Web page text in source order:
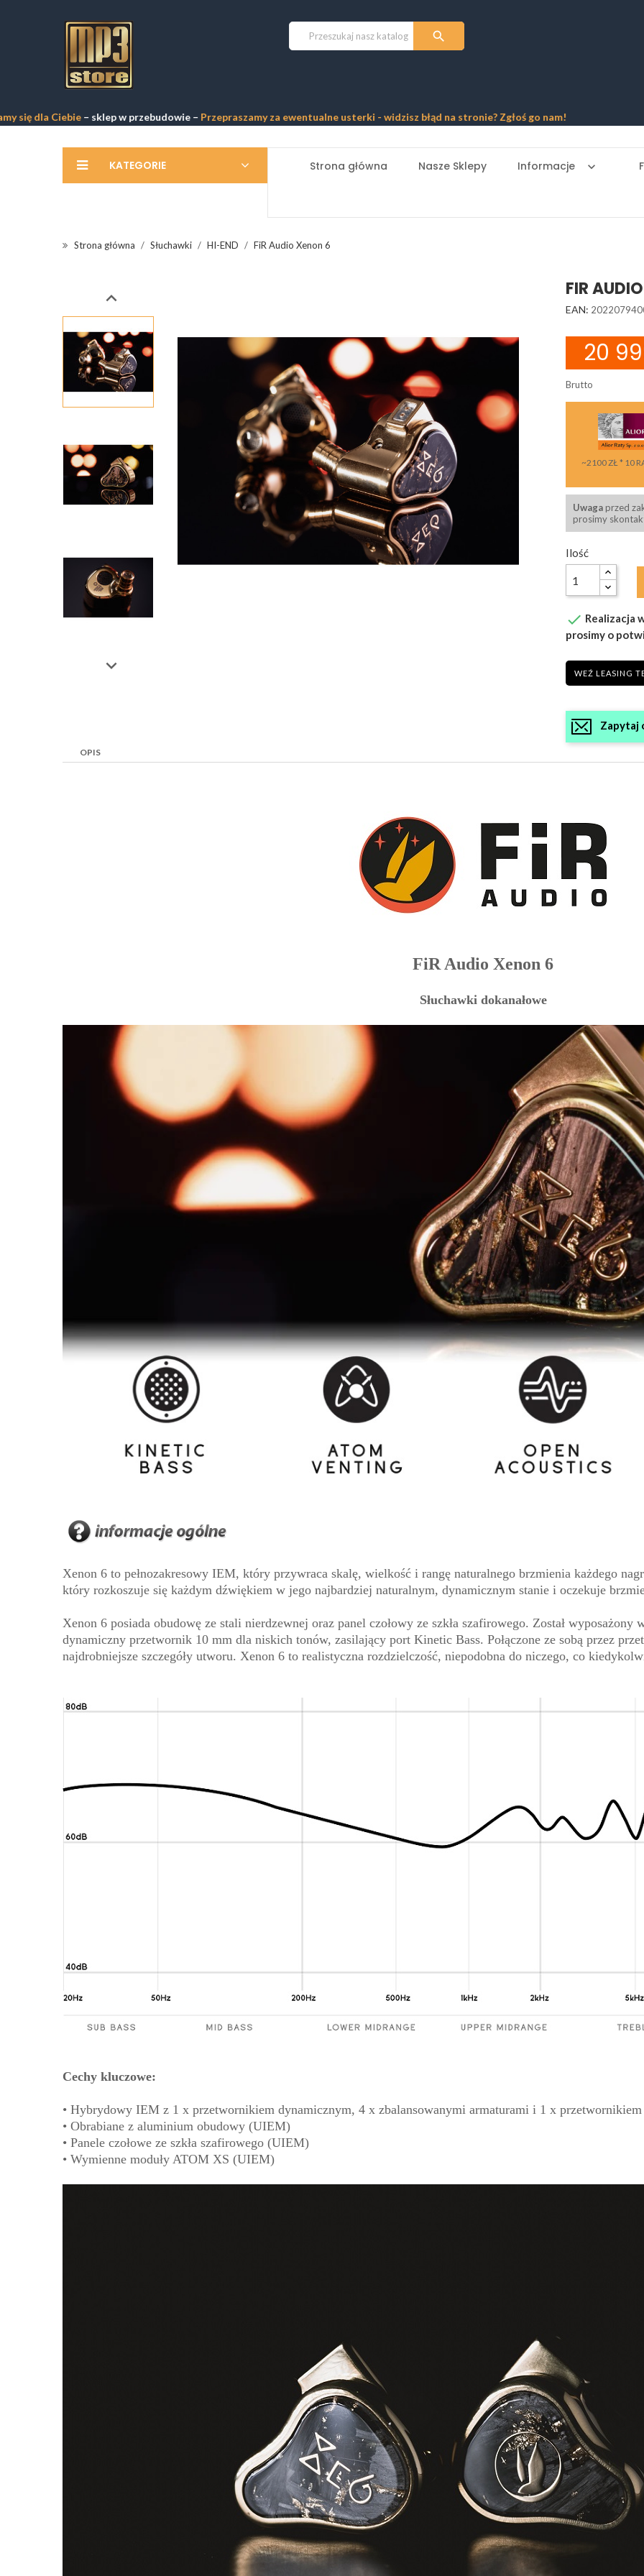

Ciebie– sklep w przebudowie –Przepraszamy za ewentualne usterki - widzisz błąd na stronie? Zgłoś go nam!
KATEGORIE Strona główna Nasze Sklepy Informacje keyboard_arrow_down
Strona główna Słuchawki HI-END FiR Audio Xenon 6


FIR
EAN:
20
Brutto
~2100 ZŁ * 10
Uwagaprzed
prosimy
Ilość
 Realizacja
prosimy o
WEŹ LEASING
Zapytaj
OPIS
FiR Audio Xenon 6
Słuchawki dokanałowe
Xenon 6 to pełnozakresowy IEM, który przywraca skalę, wielkość i rangę naturalnego brzmienia każdego
który rozkoszuje się każdym dźwiękiem w jego najbardziej naturalnym, dynamicznym stanie i oczekuje
Xenon 6 posiada obudowę ze stali nierdzewnej oraz panel czołowy ze szkła szafirowego. Został
dynamiczny przetwornik 10 mm dla niskich tonów, zasilający port Kinetic Bass. Połączone ze sobą przez
najdrobniejsze szczegóły utworu. Xenon 6 to realistyczna rozdzielczość, niepodobna do niczego, co
Cechy kluczowe:
• Hybrydowy IEM z 1 x przetwornikiem dynamicznym, 4 x zbalansowanymi armaturami i 1 x
• Obrabiane z aluminium obudowy (UIEM)
• Panele czołowe ze szkła szafirowego (UIEM)
• Wymienne moduły ATOM XS (UIEM)